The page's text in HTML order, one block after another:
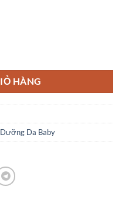
HÀNG
Dưỡng Da Baby